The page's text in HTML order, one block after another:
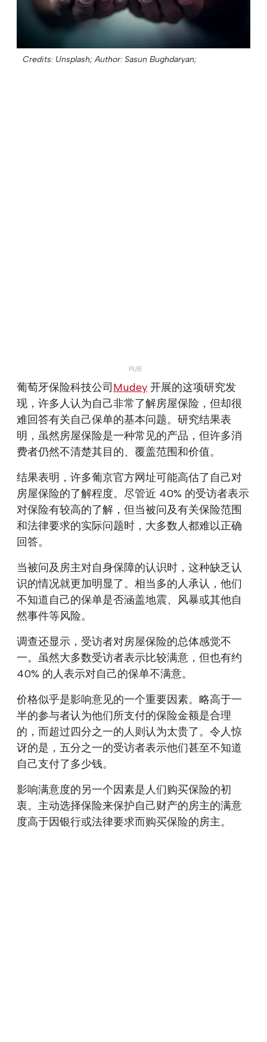
Credits: Unsplash; Author: Sasun Bughdaryan;
葡萄牙保险科技公司 Mudey 开展的这项研究发
现，许多人认为自己非常了解房屋保险，但却很
难回答有关自己保单的基本问题。研究结果表
明，虽然房屋保险是一种常见的产品，但许多消
费者仍然不清楚其目的、覆盖范围和价值。
结果表明，许多葡京官方网址可能高估了自己对
房屋保险的了解程度。尽管近 40% 的受访者表示
对保险有较高的了解，但当被问及有关保险范围
和法律要求的实际问题时，大多数人都难以正确
回答。
当被问及房主对自身保障的认识时，这种缺乏认
识的情况就更加明显了。相当多的人承认，他们
不知道自己的保单是否涵盖地震、风暴或其他自
然事件等风险。
调查还显示，受访者对房屋保险的总体感觉不
一。虽然大多数受访者表示比较满意，但也有约
40% 的人表示对自己的保单不满意。
价格似乎是影响意见的一个重要因素。略高于一
半的参与者认为他们所支付的保险金额是合理
的，而超过四分之一的人则认为太贵了。令人惊
讶的是，五分之一的受访者表示他们甚至不知道
自己支付了多少钱。
影响满意度的另一个因素是人们购买保险的初
衷。主动选择保险来保护自己财产的房主的满意
度高于因银行或法律要求而购买保险的房主。